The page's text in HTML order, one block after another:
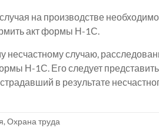
на производстве
акт формы Н-1С.
несчастному случаю,
Н-1С. Его следует
в результате
, Охрана труда